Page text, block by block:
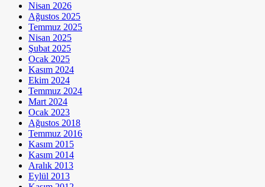
Nisan 2026
Ağustos 2025
Temmuz 2025
Nisan 2025
Şubat 2025
Ocak 2025
Kasım 2024
Ekim 2024
Temmuz 2024
Mart 2024
Ocak 2023
Ağustos 2018
Temmuz 2016
Kasım 2015
Kasım 2014
Aralık 2013
Eylül 2013